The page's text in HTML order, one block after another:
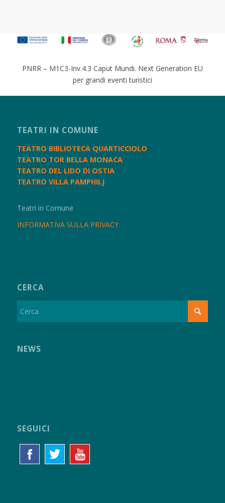
PNRR – M1C3-Inv.4.3 Caput Mundi. Next Generation EU
per grandi eventi turistici
TEATRI IN COMUNE
TEATRO BIBLIOTECA QUARTICCIOLO
TEATRO TOR BELLA MONACA
TEATRO DEL LIDO DI OSTIA
TEATRO VILLA PAMPHILJ
Teatri in Comune
INFORMATIVA SULLA PRIVACY
CERCA
NEWS
SEGUICI